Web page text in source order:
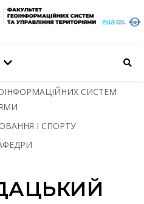
СИСТЕМ
І СПОРТУ